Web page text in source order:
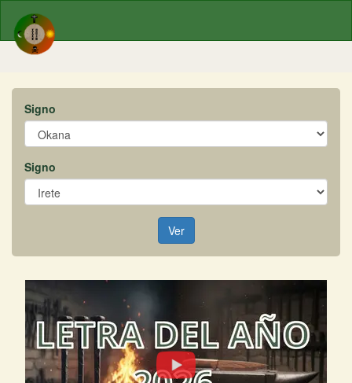
Signo
Signo
Ver